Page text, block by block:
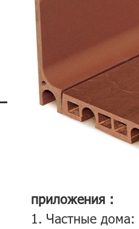
приложения :
1. Частные дома: